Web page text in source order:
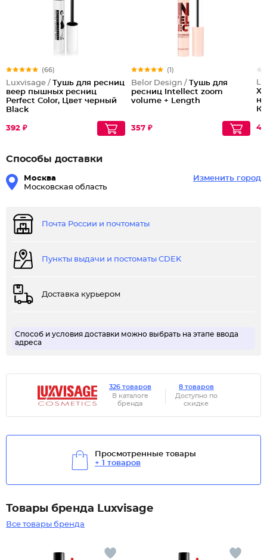
(66)
Luxvisage / Тушь для ресниц
веер пышных ресниц
Perfect Color, Цвет черный
Black
392 ₽
(1)
Belor Design / Тушь для
ресниц Intellect zoom
volume + Length
357 ₽
Способы доставки
Москва
Московская область
Изменить город
Почта России и почтоматы
Пункты выдачи и постоматы CDEK
Доставка курьером
Способ и условия доставки можно выбрать на этапе ввода
адреса
326 товаров
В каталоге
бренда
8 товаров
Доступно по
скидке
Просмотренные товары
+ 1 товаров
Товары бренда Luxvisage
Все товары бренда